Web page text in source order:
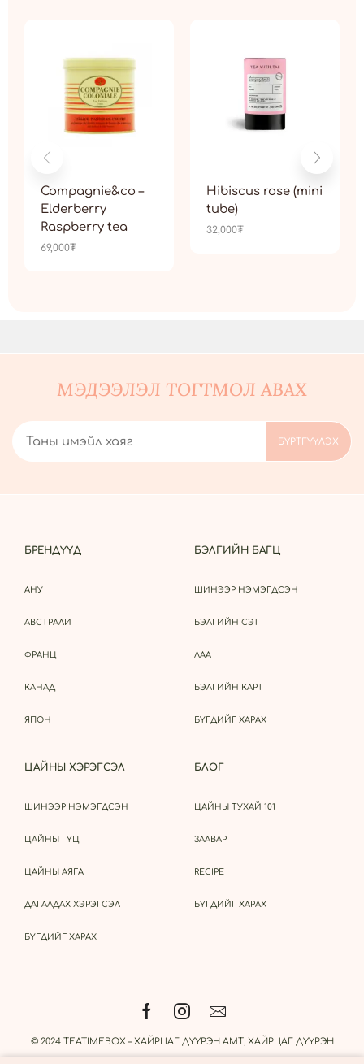
Compagnie&co –
Elderberry
Raspberry tea
69,000₮
Hibiscus rose (mini
tube)
32,000₮
МЭДЭЭЛЭЛ ТОГТМОЛ АВАХ
БРЕНДҮҮД
АНУ
АВСТРАЛИ
ФРАНЦ
КАНАД
ЯПОН
БЭЛГИЙН БАГЦ
ШИНЭЭР НЭМЭГДСЭН
БЭЛГИЙН СЭТ
ЛАА
БЭЛГИЙН КАРТ
БҮГДИЙГ ХАРАХ
ЦАЙНЫ ХЭРЭГСЭЛ
ШИНЭЭР НЭМЭГДСЭН
ЦАЙНЫ ГҮЦ
ЦАЙНЫ АЯГА
ДАГАЛДАХ ХЭРЭГСЭЛ
БҮГДИЙГ ХАРАХ
БЛОГ
ЦАЙНЫ ТУХАЙ 101
ЗААВАР
RECIPE
БҮГДИЙГ ХАРАХ
© 2024 TEATIMEBOX – ХАЙРЦАГ ДҮҮРЭН АМТ, ХАЙРЦАГ ДҮҮРЭН